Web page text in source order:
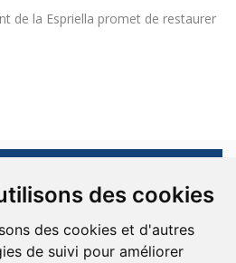
des cookies
des cookies et d'autres
de suivi pour améliorer
de la Espriella promet de restaurer
les droits sont réservés.